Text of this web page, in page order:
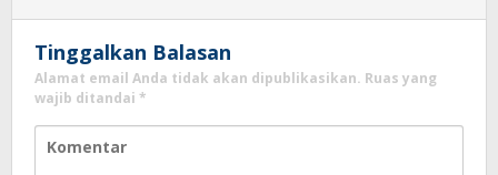
Tinggalkan Balasan
Alamat email Anda tidak akan dipublikasikan. Ruas yang
wajib ditandai *